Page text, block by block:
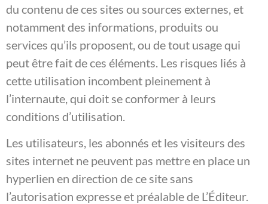
du contenu de ces sites ou sources externes, et
notamment des informations, produits ou
services qu’ils proposent, ou de tout usage qui
peut être fait de ces éléments. Les risques liés à
cette utilisation incombent pleinement à
l’internaute, qui doit se conformer à leurs
conditions d’utilisation.
Les utilisateurs, les abonnés et les visiteurs des
sites internet ne peuvent pas mettre en place un
hyperlien en direction de ce site sans
l’autorisation expresse et préalable de L’Éditeur.